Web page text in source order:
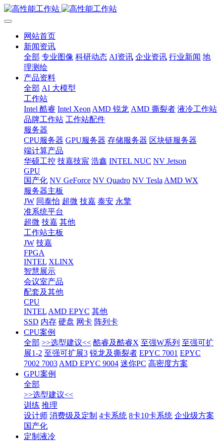
网站首页
新闻资讯
全部 专业图像 科研动态 AI资讯 企业资讯 行业新闻 地
理测绘
产品资料
全部 AI 大模型
工作站
Intel 酷睿 Intel Xeon AMD 锐龙 AMD 撕裂者 液冷工作站
品牌工作站 工作站配件
服务器
CPU服务器 GPU服务器 存储服务器 区块链服务器
端计算产品
华硕工控 技嘉技宸 浩鑫 INTEL NUC NV Jetson
GPU
国产化 NV GeForce NV Quadro NV Tesla AMD WX
服务器主板
JW 同泰怡 超微 技嘉 泰安 永擎
准系统平台
超微 技嘉 其他
工作站主板
JW 技嘉
FPGA
INTEL XLINX
智慧展示
会议室产品
配套及其他
CPU
INTEL AMD EPYC 其他
SSD 内存 硬盘 网卡 阵列卡
CPU案例
全部 >>选型建议<< 酷睿及酷睿X 至强W系列 至强可扩
展1-2 至强可扩展3 锐龙及撕裂者 EPYC 7001 EPYC
7002 7003 AMD EPYC 9004 迷你PC 高密度方案
GPU案例
全部
>>选型建议<<
训练 推理
设计师 消费级及定制 4卡系统 8卡10卡系统 企业级方案
国产化
定制液冷